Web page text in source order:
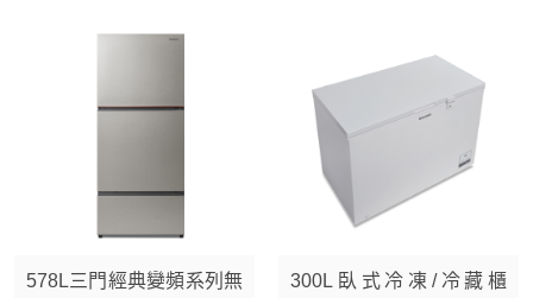
578L三門經典變頻系列無
300L臥式冷凍/冷藏櫃